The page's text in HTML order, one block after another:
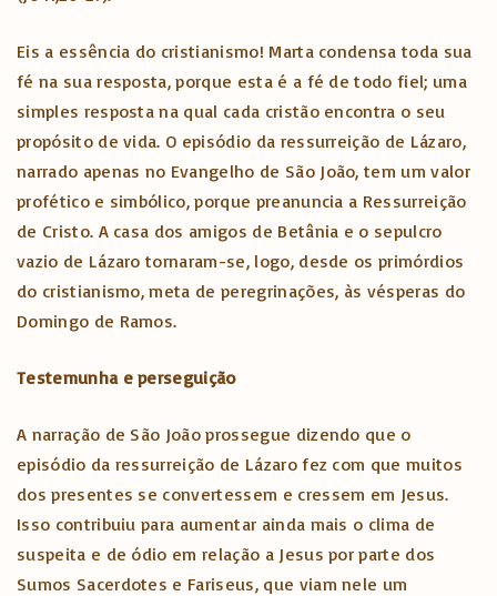
Eis a essência do cristianismo! Marta condensa toda sua
fé na sua resposta, porque esta é a fé de todo fiel; uma
simples resposta na qual cada cristão encontra o seu
propósito de vida. O episódio da ressurreição de Lázaro,
narrado apenas no Evangelho de São João, tem um valor
profético e simbólico, porque preanuncia a Ressurreição
de Cristo. A casa dos amigos de Betânia e o sepulcro
vazio de Lázaro tornaram-se, logo, desde os primórdios
do cristianismo, meta de peregrinações, às vésperas do
Domingo de Ramos.
Testemunha e perseguição
A narração de São João prossegue dizendo que o
episódio da ressurreição de Lázaro fez com que muitos
dos presentes se convertessem e cressem em Jesus.
Isso contribuiu para aumentar ainda mais o clima de
suspeita e de ódio em relação a Jesus por parte dos
Sumos Sacerdotes e Fariseus, que viam nele um